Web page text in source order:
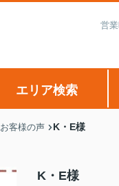
営
エリア検索
お客様の声 K・E様
K・E様